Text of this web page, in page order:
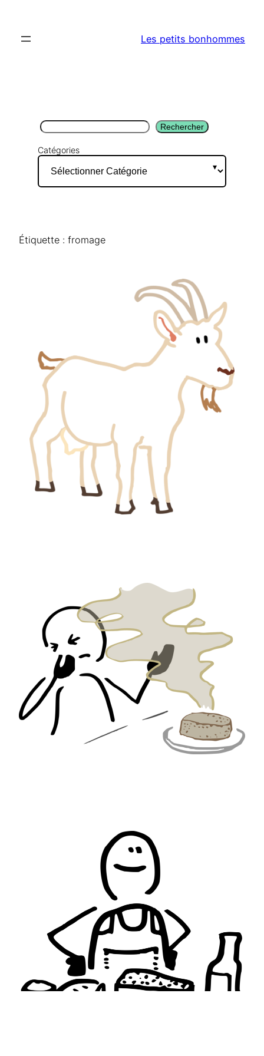
contenu
Les petits bonhommes
Rechercher Rechercher
Catégories
Étiquette : fromage